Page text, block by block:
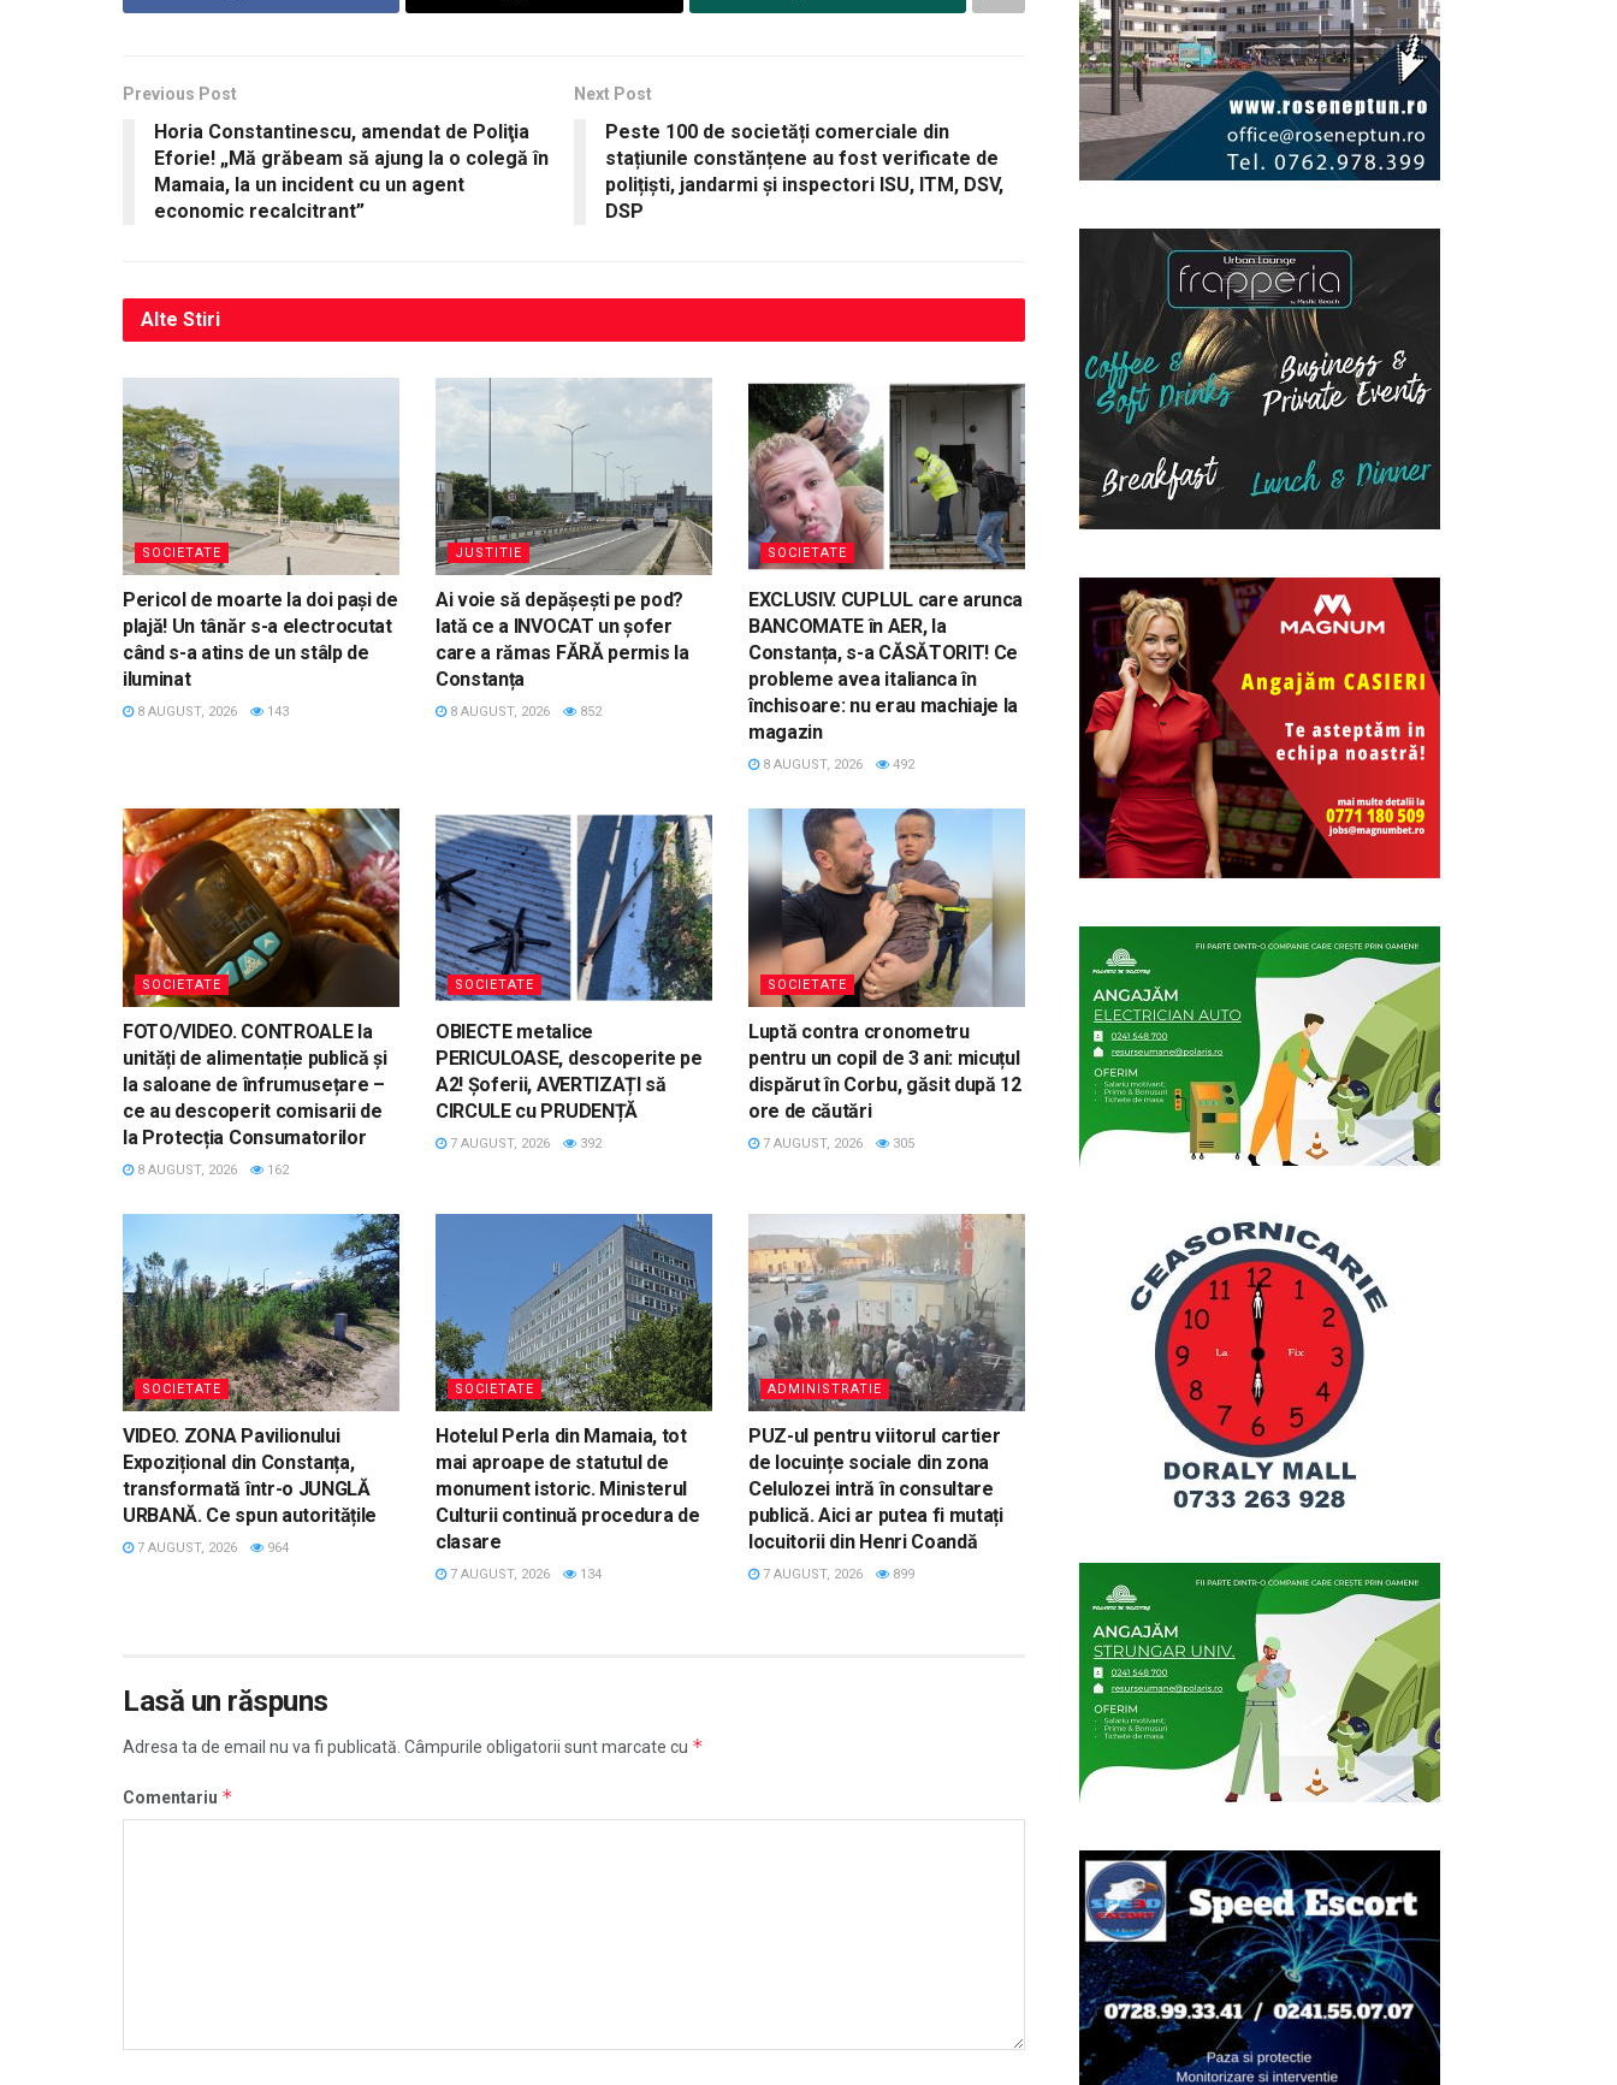
Previous Post
Horia Constantinescu, amendat de Poliţia
Eforie! „Mă grăbeam să ajung la o colegă în
Mamaia, la un incident cu un agent
economic recalcitrant”
Next Post
Peste 100 de societăți comerciale din
stațiunile constănțene au fost verificate de
polițiști, jandarmi și inspectori ISU, ITM, DSV,
DSP
Alte Stiri
SOCIETATE
Pericol de moarte la doi pași de
plajă! Un tânăr s-a electrocutat
când s-a atins de un stâlp de
iluminat
8 AUGUST, 2026 143
JUSTITIE
Ai voie să depășești pe pod?
Iată ce a INVOCAT un șofer
care a rămas FĂRĂ permis la
Constanța
8 AUGUST, 2026 852
SOCIETATE
EXCLUSIV. CUPLUL care arunca
BANCOMATE în AER, la
Constanța, s-a CĂSĂTORIT! Ce
probleme avea italianca în
închisoare: nu erau machiaje la
magazin
8 AUGUST, 2026 492
SOCIETATE
FOTO/VIDEO. CONTROALE la
unități de alimentație publică și
la saloane de înfrumusețare –
ce au descoperit comisarii de
la Protecția Consumatorilor
8 AUGUST, 2026 162
SOCIETATE
OBIECTE metalice
PERICULOASE, descoperite pe
A2! Șoferii, AVERTIZAȚI să
CIRCULE cu PRUDENȚĂ
7 AUGUST, 2026 392
SOCIETATE
Luptă contra cronometru
pentru un copil de 3 ani: micuțul
dispărut în Corbu, găsit după 12
ore de căutări
7 AUGUST, 2026 305
SOCIETATE
VIDEO. ZONA Pavilionului
Expozițional din Constanța,
transformată într-o JUNGLĂ
URBANĂ. Ce spun autoritățile
7 AUGUST, 2026 964
SOCIETATE
Hotelul Perla din Mamaia, tot
mai aproape de statutul de
monument istoric. Ministerul
Culturii continuă procedura de
clasare
7 AUGUST, 2026 134
ADMINISTRATIE
PUZ-ul pentru viitorul cartier
de locuințe sociale din zona
Celulozei intră în consultare
publică. Aici ar putea fi mutați
locuitorii din Henri Coandă
7 AUGUST, 2026 899
Lasă un răspuns
Adresa ta de email nu va fi publicată. Câmpurile obligatorii sunt marcate cu *
Comentariu *